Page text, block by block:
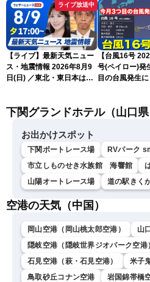
ライブ放送中
【ライブ】最新天気ニュー
ス・地震情報 2026年8月9
日(日) ／東北・東日本は急
北美月／芳野達郎〉
【台風16号
号(ペイロー)
目の台風発生に
下関グランドホテル（山口
お出かけスポット
下関ボートレース場
RVパーク
市立しものせき水族館 海響館
山陽オートレース場
道の駅きく
空港の天気（中国）
岡山空港（岡山桃太郎空港） 山
隠岐空港（隠岐世界ジオパーク空港
石見空港（萩・石見空港）
米子
鳥取砂丘コナン空港
岩国錦帯橋